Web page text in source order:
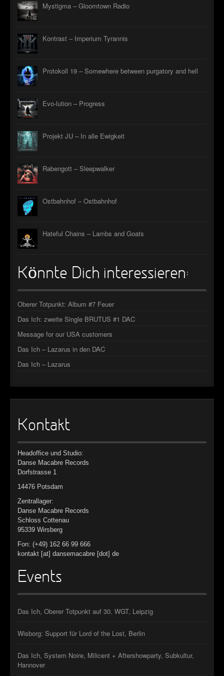
Mystigma – Gloomtown Radio
Kontrast – Imperium Tyrannis
Protokoll 19 – Somewhere between purgatory and hell
Evo-lution – Progress
Projekt JU – In alle Ewigkeit
Rabengott – Sleepwalker
Ostbahnhof – Ostbahnhof
Hateful Chains – Lambs and Goats
Könnte Dich interessieren:
Oberer Totpunkt: Album #7 Feuer
Das Ich: zweite Single BRUTUS #1 DAC
Message for our USA customers
Das Ich – Lazarus in den DAC
Das Ich – Lazarus
Kontakt
Headoffice und Studio:
Danse Macabre Records
Dorfstrasse 1
14476 Potsdam
Zentrallager:
Danse Macabre Records
Schloss Cottenau
95339 Wirsberg
Fon: (+49) 162 66 99 666
kontakt [at] dansemacabre [dot] de
Events
Das Ich, Oberer Totpunkt auf 30. WGT, Leipzig
Wisborg: Support für Lord of the Lost, Berlin
Das Ich, System Noire, Milicent + Aftershowparty, Subkultur,
Hannover